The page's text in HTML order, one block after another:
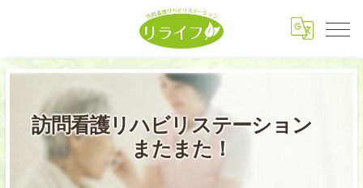
訪問看護リハビリステーション
またまた！